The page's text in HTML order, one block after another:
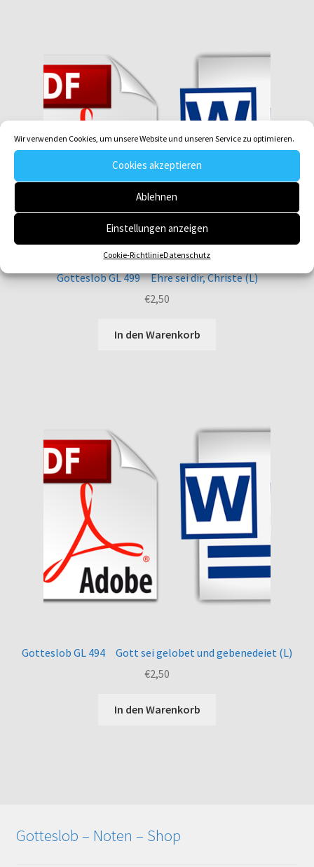
Wir verwenden Cookies, um unsere Website und unseren Service zu optimieren.
Cookies akzeptieren
Ablehnen
Einstellungen anzeigen
Cookie-RichtlinieDatenschutz
Gotteslob GL 499 Ehre sei dir, Christe (L)
€2,50
In den Warenkorb
Gotteslob GL 494 Gott sei gelobet und gebenedeiet (L)
€2,50
In den Warenkorb
Gotteslob – Noten – Shop